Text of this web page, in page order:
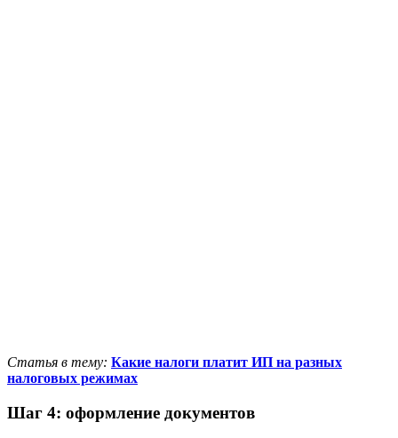
Статья в тему: Какие налоги платит ИП на разных
налоговых режимах
Шаг 4: оформление документов